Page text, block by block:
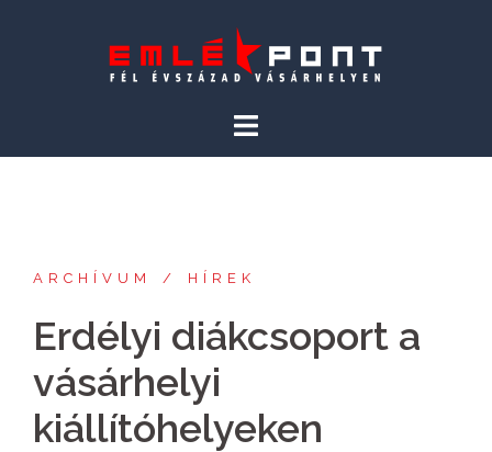
ARCHÍVUM HÍREK
Erdélyi diákcsoport a
vásárhelyi
kiállítóhelyeken